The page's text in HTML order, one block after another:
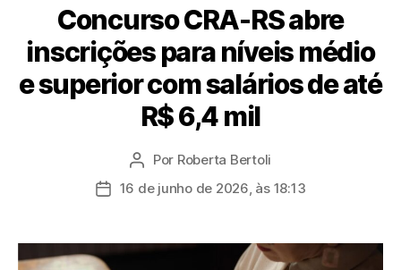
Concurso CRA-RS abre
inscrições para níveis médio
e superior com salários de até
R$ 6,4 mil
Autor
do
post
Por Roberta Bertoli
Data16 de junho de 2026, às 18:13